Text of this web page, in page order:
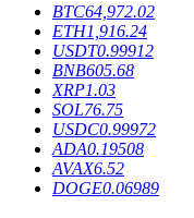
Blocages BTR
Des
BTC64,972.02
ETH1,916.24
USDT0.99912
BNB605.68
XRP1.03
SOL76.75
USDC0.99972
ADA0.19508
AVAX6.52
DOGE0.06989